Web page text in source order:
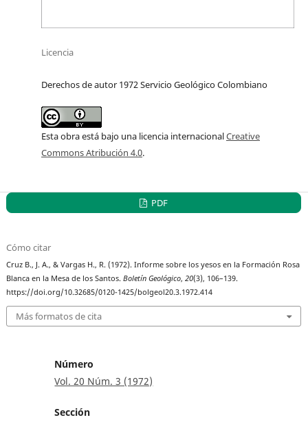
Licencia
Derechos de autor 1972 Servicio Geológico Colombiano
Esta obra está bajo una licencia internacionalCreative
Commons Atribución 4.0.
PDF
Cómo citar
Cruz B., J. A., & Vargas H., R. (1972). Informe sobre los yesos en la Formación Rosa
Blanca en la Mesa de los Santos.Boletín Geológico,20(3), 106–139.
https://doi.org/10.32685/0120-1425/bolgeol20.3.1972.414
Más formatos de cita
Número
Vol. 20 Núm. 3 (1972)
Sección